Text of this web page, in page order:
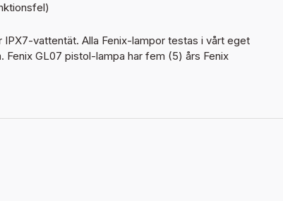
vattentät. Alla Fenix-lampor testas i vårt eget
Fenix GL07 pistol-lampa har fem (5) års Fenix